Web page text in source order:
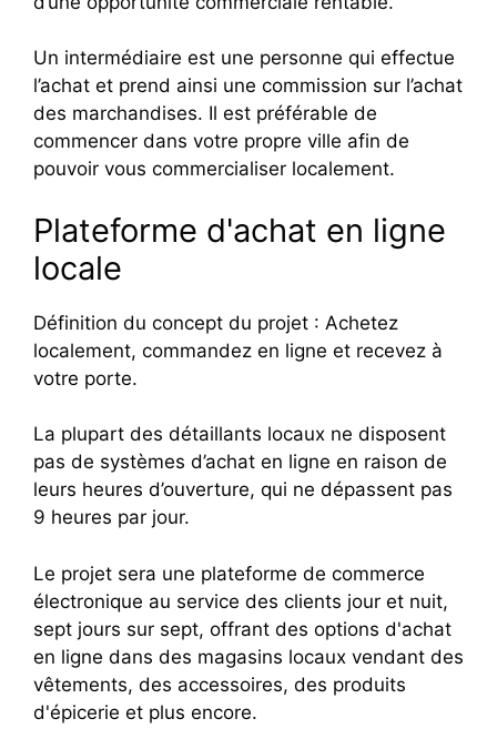
Un intermédiaire est une personne qui effectue
l’achat et prend ainsi une commission sur l’achat
des marchandises. Il est préférable de
commencer dans votre propre ville afin de
pouvoir vous commercialiser localement.
Plateforme d'achat en ligne
locale
Définition du concept du projet : Achetez
localement, commandez en ligne et recevez à
votre porte.
La plupart des détaillants locaux ne disposent
pas de systèmes d’achat en ligne en raison de
leurs heures d’ouverture, qui ne dépassent pas
9 heures par jour.
Le projet sera une plateforme de commerce
électronique au service des clients jour et nuit,
sept jours sur sept, offrant des options d'achat
en ligne dans des magasins locaux vendant des
vêtements, des accessoires, des produits
d'épicerie et plus encore.